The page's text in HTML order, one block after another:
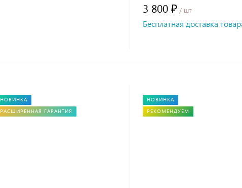
3 800 ₽ / шт
Бесплатная доставка
НОВИНКА
РАСШИРЕННАЯ ГАРАНТИЯ
НОВИНКА
РЕКОМЕНДУЕМ